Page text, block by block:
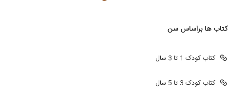
کتاب ها براساس سن
کتاب کودک 1 تا 3 سال
کتاب کودک 3 تا 5 سال